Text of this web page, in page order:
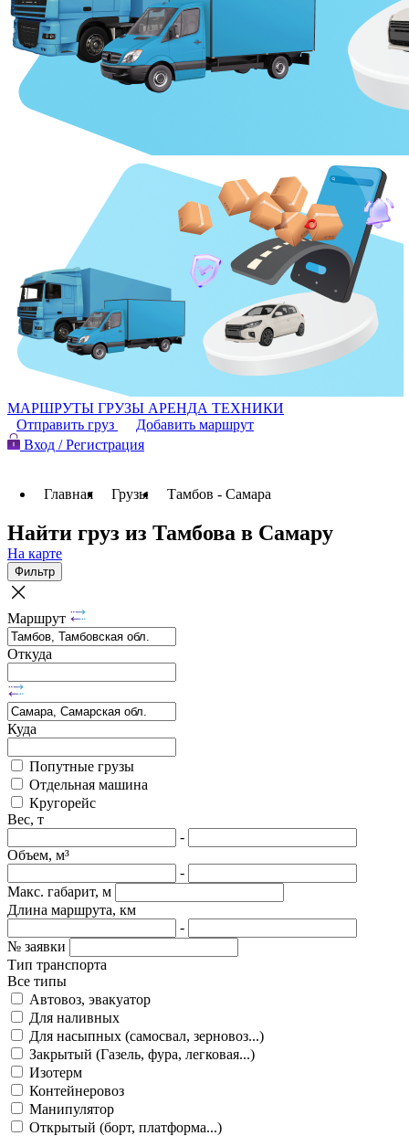
МАРШРУТЫ ГРУЗЫ АРЕНДА ТЕХНИКИ
Отправить груз
Добавить маршрут
Вход / Регистрация
Главная Грузы Тамбов - Самара
Найти груз из Тамбова в Самару
На карте
Фильтр
Маршрут
Откуда
Куда
Попутные грузы
Отдельная машина
Кругорейс
Вес, т
-
Объем, м³
-
Макс. габарит, м
Длина маршрута, км
-
№ заявки
Тип транспорта
Все типы
Автовоз, эвакуатор
Для наливных
Для насыпных (самосвал, зерновоз...)
Закрытый (Газель, фура, легковая...)
Изотерм
Контейнеровоз
Манипулятор
Открытый (борт, платформа...)